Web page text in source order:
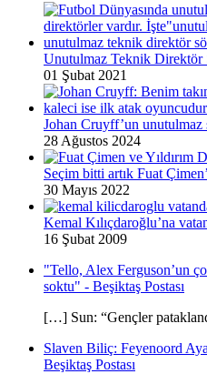
Unutulmaz Teknik Direktör
01 Şubat 2021
Johan Cruyff’un unutulmaz
28 Ağustos 2024
Seçim bitti artık Fuat
30 Mayıs 2022
Kemal Kılıçdaroğlu’na
16 Şubat 2009
"Tello, Alex Ferguson’un
soktu" - Beşiktaş Postası
[…] Sun: “Gençler
Slaven Biliç: Feyenoord
Beşiktaş Postası